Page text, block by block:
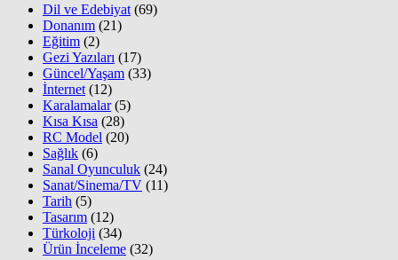
Dil ve Edebiyat (69)
Donanım (21)
Eğitim (2)
Gezi Yazıları (17)
Güncel/Yaşam (33)
İnternet (12)
Karalamalar(5)
Kısa Kısa (28)
RC Model (20)
Sağlık (6)
Sanal Oyunculuk (24)
Sanat/Sinema/TV (11)
Tarih (5)
Tasarım (12)
Türkoloji (34)
Ürün İnceleme (32)